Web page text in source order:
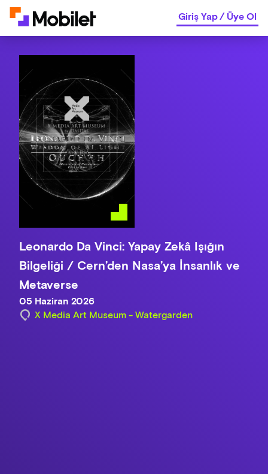
Giriş Yap/Üye Ol
Leonardo Da Vinci: Yapay Zekâ Işığın
Bilgeliği / Cern’den Nasa’ya İnsanlık ve
Metaverse
05 Haziran 2026
X Media Art Museum - Watergarden